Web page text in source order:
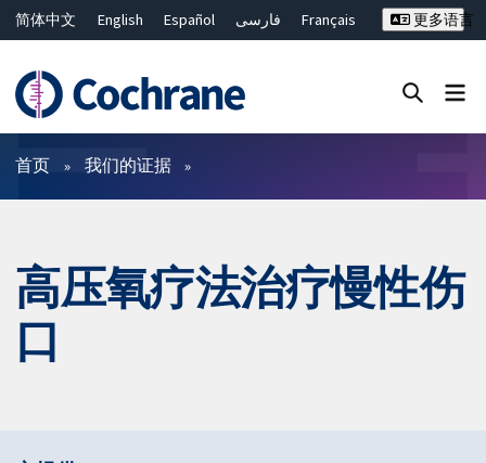
简体中文 English Español فارسی
Français
ไทย
繁體中文
更多语言
过滤
首页 我们的证据
高压氧疗法治疗慢性伤
口